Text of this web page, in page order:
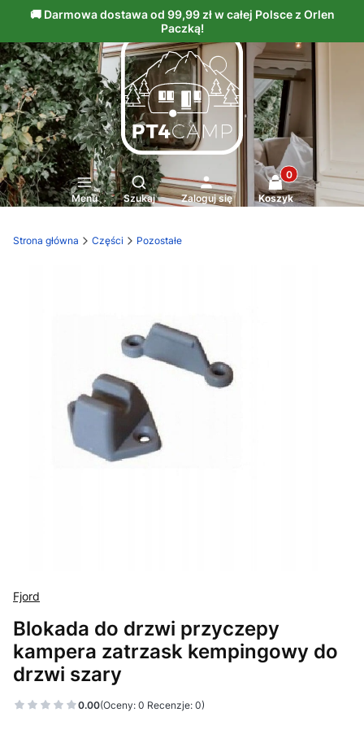
Menu
Otwórz wyszukiwarkę
Szukaj Zaloguj się
Produkty w
Koszyk
Strona główna Części Pozostałe
Fjord
Blokada do drzwi przyczepy
kampera zatrzask kempingowy do
drzwi szary
0.00(Oceny: 0 Recenzje: 0)